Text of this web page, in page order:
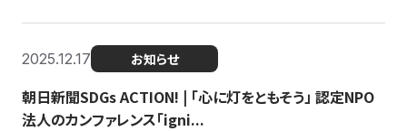
2025.12.17 お知らせ
朝日新聞SDGs ACTION! | 「心に灯をともそう」 認定NPO
法人のカンファレンス「igni...